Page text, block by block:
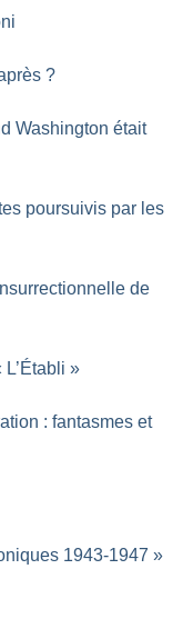
?
Washington était
poursuivis par les
de
L’Établi »
: fantasmes et
1943-1947 »